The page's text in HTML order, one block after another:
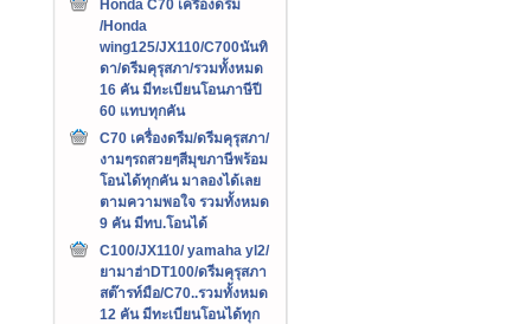
Honda C70 เครืองดรีม
/Honda
wing125/JX110/C700นันทิ
ดา/ดรีมคุรุสภา/รวมทั้งหมด
16 คัน มีทะเบียนโอนภาษีปี
60 แทบทุกคัน
C70 เครื่องดรีม/ดรีมคุรุสภา/
งามๆรถสวยๆสีมุขภาษีพร้อม
โอนได้ทุกคัน มาลองได้เลย
ตามความพอใจ รวมทั้งหมด
9 คัน มีทบ.โอนได้
C100/JX110/ yamaha yl2/
ยามาฮ่าDT100/ดรีมคุรุสภา
สต๊ารท์มือ/C70..รวมทั้งหมด
12 คัน มีทะเบียนโอนได้ทุก